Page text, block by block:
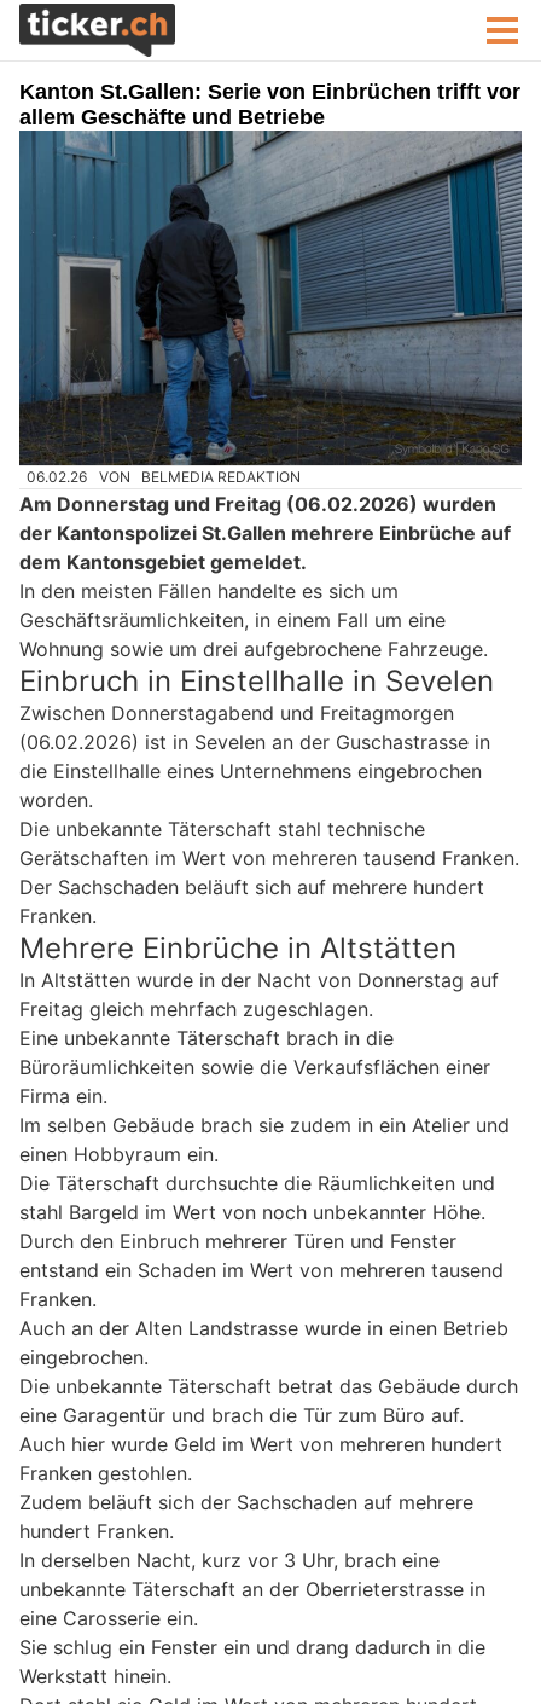
Kanton St.Gallen: Serie von Einbrüchen trifft vor
allem Geschäfte und Betriebe
06.02.26 VON BELMEDIA REDAKTION
Am Donnerstag und Freitag (06.02.2026) wurden
der Kantonspolizei St.Gallen mehrere Einbrüche auf
dem Kantonsgebiet gemeldet.
In den meisten Fällen handelte es sich um
Geschäftsräumlichkeiten, in einem Fall um eine
Wohnung sowie um drei aufgebrochene Fahrzeuge.
Einbruch in Einstellhalle in Sevelen
Zwischen Donnerstagabend und Freitagmorgen
(06.02.2026) ist in Sevelen an der Guschastrasse in
die Einstellhalle eines Unternehmens eingebrochen
worden.
Die unbekannte Täterschaft stahl technische
Gerätschaften im Wert von mehreren tausend Franken.
Der Sachschaden beläuft sich auf mehrere hundert
Franken.
Mehrere Einbrüche in Altstätten
In Altstätten wurde in der Nacht von Donnerstag auf
Freitag gleich mehrfach zugeschlagen.
Eine unbekannte Täterschaft brach in die
Büroräumlichkeiten sowie die Verkaufsflächen einer
Firma ein.
Im selben Gebäude brach sie zudem in ein Atelier und
einen Hobbyraum ein.
Die Täterschaft durchsuchte die Räumlichkeiten und
stahl Bargeld im Wert von noch unbekannter Höhe.
Durch den Einbruch mehrerer Türen und Fenster
entstand ein Schaden im Wert von mehreren tausend
Franken.
Auch an der Alten Landstrasse wurde in einen Betrieb
eingebrochen.
Die unbekannte Täterschaft betrat das Gebäude durch
eine Garagentür und brach die Tür zum Büro auf.
Auch hier wurde Geld im Wert von mehreren hundert
Franken gestohlen.
Zudem beläuft sich der Sachschaden auf mehrere
hundert Franken.
In derselben Nacht, kurz vor 3 Uhr, brach eine
unbekannte Täterschaft an der Oberrieterstrasse in
eine Carosserie ein.
Sie schlug ein Fenster ein und drang dadurch in die
Werkstatt hinein.